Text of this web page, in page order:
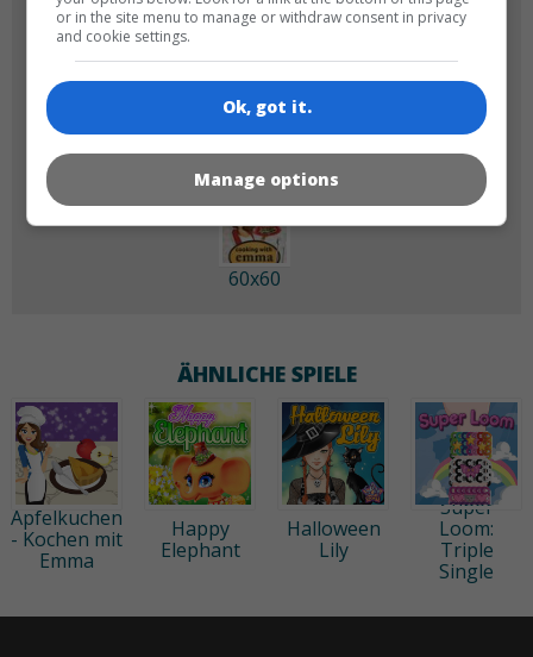
180x180 120x120
60x60
ÄHNLICHE SPIELE
Apfelkuchen
- Kochen mit
Emma
Happy
Elephant
Halloween
Lily
Super
Loom:
Triple
Single
or in the site menu to manage or withdraw consent in privacy
and cookie settings.
Ok, got it.
Manage options